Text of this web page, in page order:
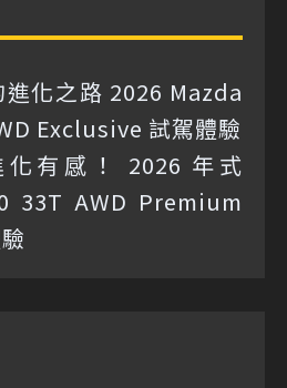
化之路 2026 Mazda
Exclusive 試駕體驗
有感！ 2026 年式
33T AWD Premium